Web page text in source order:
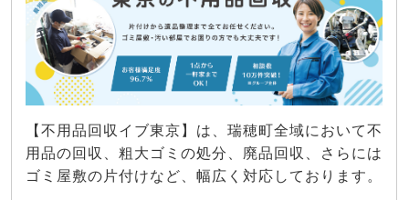
【不用品回収イブ東京】は、瑞穂町全域において不
用品の回収、粗大ゴミの処分、廃品回収、さらには
ゴミ屋敷の片付けなど、幅広く対応しております。